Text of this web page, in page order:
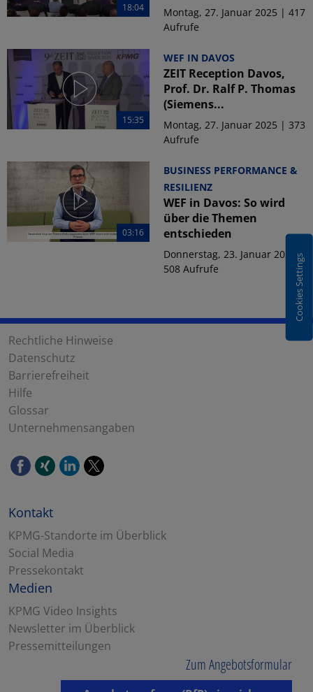
18:04
Montag, 27. Januar 2025 | 417
Aufrufe
15:35
WEF IN DAVOS
ZEIT Reception Davos,
Prof. Dr. Ralf P. Thomas
(Siemens...
Montag, 27. Januar 2025 | 373
Aufrufe
03:16
BUSINESS PERFORMANCE &
RESILIENZ
WEF in Davos: So wird
über die Themen
entschieden
Donnerstag, 23. Januar 2025 |
508 Aufrufe
Cookies Settings
Rechtliche Hinweise
Datenschutz
Barrierefreiheit
Hilfe
Glossar
Unternehmensangaben
Kontakt
KPMG-Standorte im Überblick
Social Media
Pressekontakt
Medien
KPMG Video Insights
Newsletter im Überblick
Pressemitteilungen
Zum Angebotsformular